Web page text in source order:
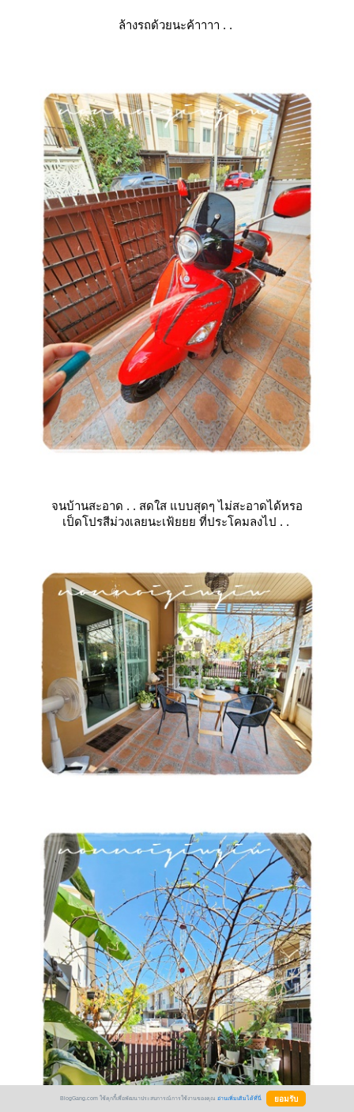
ล้างรถด้วยนะค้าาาา . .
จนบ้านสะอาด . . สดใส แบบสุดๆ ไม่สะอาดได้หรอ
เป็ดโปรสีม่วงเลยนะเฟ้ยยย ที่ประโคมลงไป . .
BlogGang.com ใช้คุกกี้เพื่อพัฒนาประสบการณ์การใช้งานของคุณ อ่านเพิ่มเติมได้ที่นี่